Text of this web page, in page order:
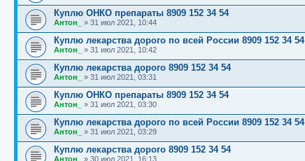
Куплю ОНКО препараты 8909 152 34 54
Антон_ » 31 июл 2021, 10:44
Куплю лекарства дорого по всей России 8909 152 34 54
Антон_ » 31 июл 2021, 10:42
Куплю лекарства дорого 8909 152 34 54
Антон_ » 31 июл 2021, 03:31
Куплю ОНКО препараты 8909 152 34 54
Антон_ » 31 июл 2021, 03:30
Куплю лекарства дорого по всей России 8909 152 34 54
Антон_ » 31 июл 2021, 03:29
Куплю лекарства дорого 8909 152 34 54
Антон_ » 30 июл 2021, 16:13